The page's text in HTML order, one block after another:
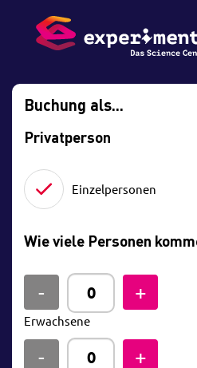
Buchung als...
Privatperson
Einzelpersonen
Wie viele Personen
Erwachsene